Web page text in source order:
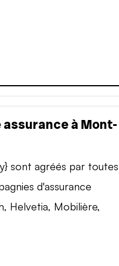
à Mont-
sont agréés par toutes
d'assurance
Helvetia, Mobilière,